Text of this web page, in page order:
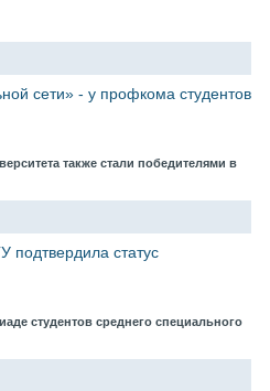
сети» - у профкома студентов
также стали победителями в
подтвердила статус
студентов среднего специального